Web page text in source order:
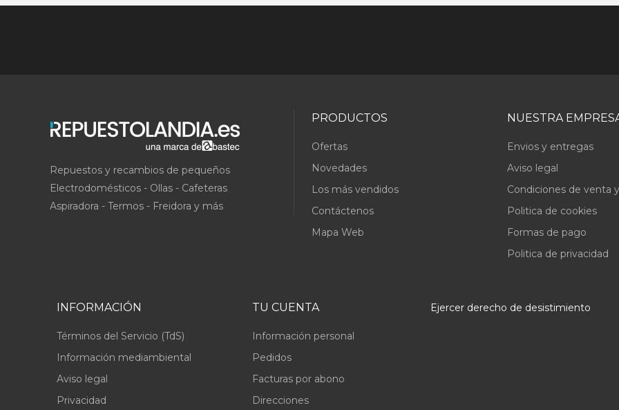
Repuestos y recambios de pequeños
Electrodomésticos - Ollas - Cafeteras
Aspiradora - Termos - Freidora y más
PRODUCTOS
Ofertas
Novedades
Los más vendidos
Contáctenos
Mapa Web
NUESTRA
Envios y entregas
Aviso legal
Condiciones de venta
Politica de cookies
Formas de pago
Politica de privacidad
INFORMACIÓN
Términos del Servicio (TdS)
Información mediambiental
Aviso legal
Privacidad
TU CUENTA
Información personal
Pedidos
Facturas por abono
Direcciones
Ejercer derecho de desistimiento